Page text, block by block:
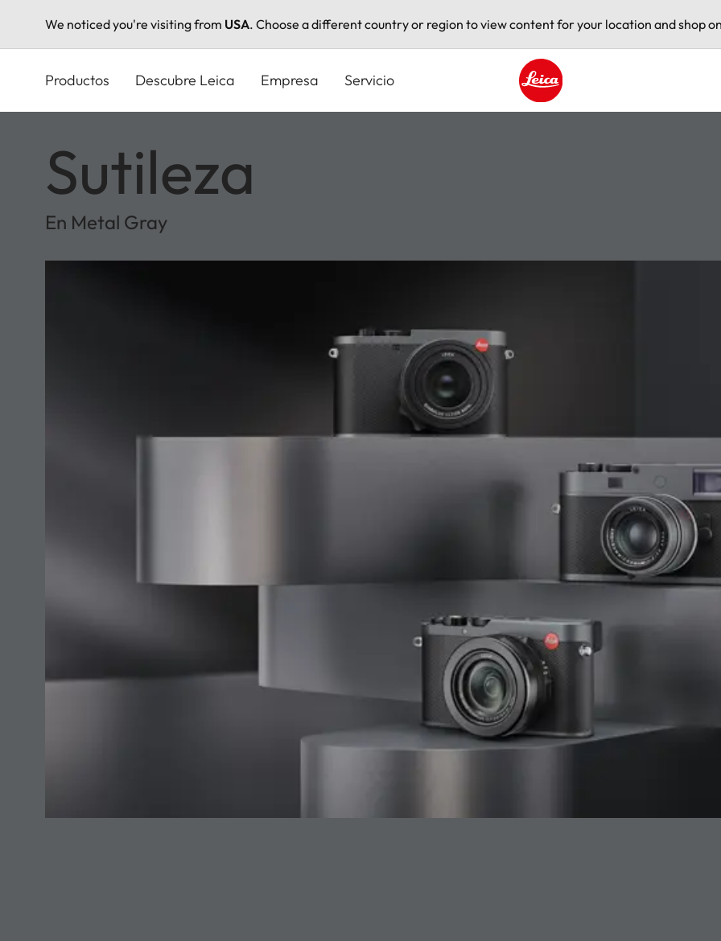
We noticed you're visiting from USA. Choose a different country or region to view content for your location and shop
principal
Productos Descubre Leica Empresa Servicio
Leica logo - Home
Sutileza
En Metal Gray